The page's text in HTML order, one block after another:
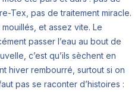
Tex, pas de traitement miracle.
et assez vite. Le
passer l’eau au bout de
c’est qu’ils sèchent en
hiver rembourré, surtout si on
pas se raconter d’histoires :